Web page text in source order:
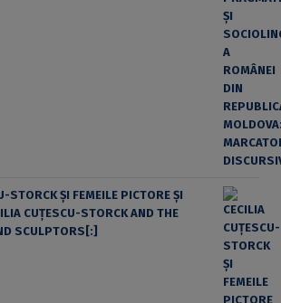
STORCK ŞI FEMEILE PICTORE ŞI
CUŢESCU-STORCK AND THE
SCULPTORS[:]